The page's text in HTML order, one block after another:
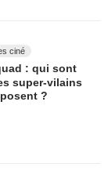
ciné
: qui sont
super-vilains
?